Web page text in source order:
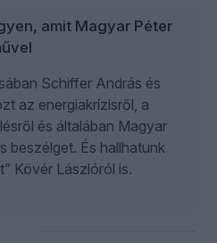
amit Magyar Péter
Schiffer András és
az energiakrízisről, a
és általában Magyar
beszélget. És hallhatunk
Kövér Lászlóról is.